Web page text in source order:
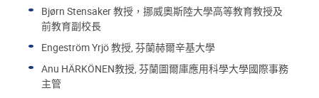
Bjørn Stensaker 教授，挪威奧斯陸大學高等教育教授及
前教育副校長
Engeström Yrjö 教授, 芬蘭赫爾辛基大學
Anu HÄRKÖNEN教授, 芬蘭圖爾庫應用科學大學國際事務
主管